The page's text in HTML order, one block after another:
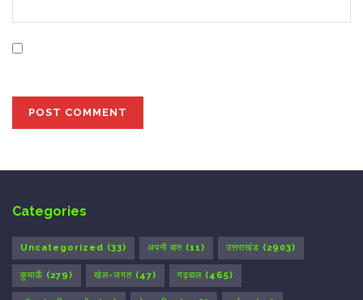
Categories
Uncategorized (33) अपनी बात (11) उत्तराखंड (2903)
कुमाऊँ (279) खेल-जगत (47) गढ़वाल (465)